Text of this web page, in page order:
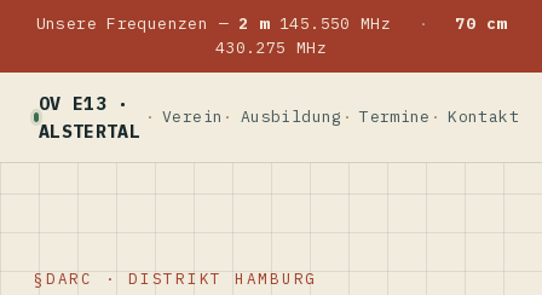
Unsere Frequenzen — 2 m145.550 MHz ·
70 cm
430.275 MHz
OV E13 ·
ALSTERTAL
Verein Ausbildung Termine Kontakt
DARC · DISTRIKT HAMBURG